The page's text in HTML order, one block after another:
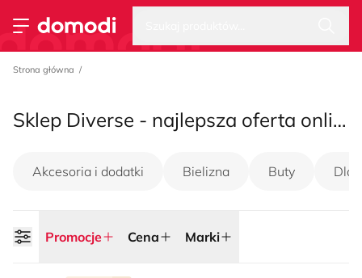
Przełącz menu
Strona główna
Strona główna
Sklep Diverse - najlepsza oferta online na sezon lato 2026
Akcesoria i dodatki Bielizna Buty Dla
Promocje Cena Marki